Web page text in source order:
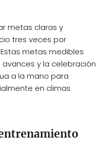
metas claras y
tres veces por
metas medibles
y la celebración
a la mano para
en climas